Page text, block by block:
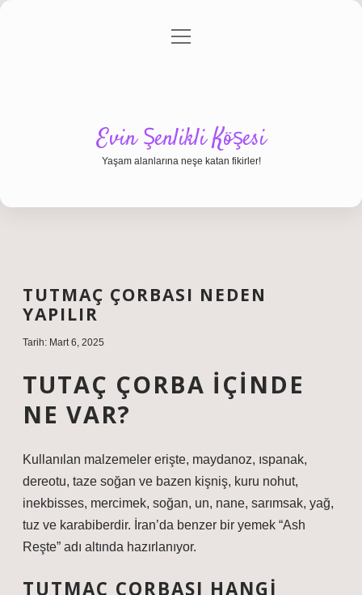
Gizlilik Politikası
menüyü
Evin Şenlikli Köşesi
Yaşam alanlarına neşe katan fikirler!
TUTMAÇ ÇORBASI NEDEN
YAPILIR
Tarih: Mart 6, 2025
TUTAÇ ÇORBA IÇINDE
NE VAR?
Kullanılan malzemeler erişte, maydanoz, ıspanak,
dereotu, taze soğan ve bazen kişniş, kuru nohut,
inekbisses, mercimek, soğan, un, nane, sarımsak, yağ,
tuz ve karabiberdir. İran’da benzer bir yemek “Ash
Reşte” adı altında hazırlanıyor.
TUTMAC ÇORBASI HANGI